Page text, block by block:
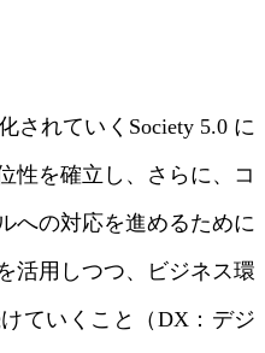
れていくSociety 5.0 に
性を確立し、さらに、コ
への対応を進めるために
活用しつつ、ビジネス環
ていくこと（DX：デジ